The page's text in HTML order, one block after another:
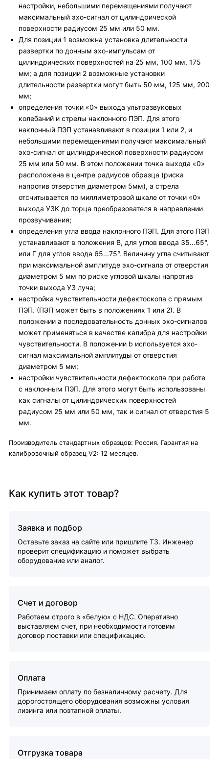
настройки, небольшими перемещениями получают
максимальный эхо-сигнал от цилиндрической
поверхности радиусом 25 мм или 50 мм.
Для позиции 1 возможна установка длительности
развертки по донным эхо-импульсам от
цилиндрических поверхностей на 25 мм, 100 мм, 175
мм; а для позиции 2 возможные установки
длительности развертки могут быть 50 мм, 125 мм, 200
мм;
определения точки «0» выхода ультразвуковых
колебаний и стрелы наклонного ПЭП. Для этого
наклонный ПЭП устанавливают в позиции 1 или 2, и
небольшими перемещениями получают максимальный
эхо-сигнал от цилиндрической поверхности радиусом
25 мм или 50 мм. В этом положении точка выхода «0»
расположена в центре радиусов образца (риска
напротив отверстия диаметром 5мм), а стрела
отсчитывается по миллиметровой шкале от точки «0»
выхода УЗК до торца преобразователя в направлении
прозвучивания;
определения угла ввода наклонного ПЭП. Для этого ПЭП
устанавливают в положения В, для углов ввода 35...65°,
или Г для углов ввода 65...75°. Величину угла считывают
при максимальной амплитуде эхо-сигнала от отверстия
диаметром 5 мм по риске угловой шкалы напротив
точки выхода УЗ луча;
настройка чувствительности дефектоскопа с прямым
ПЭП. (ПЭП может быть в положениях 1 или 2). В
положении a последовательность донных эхо-сигналов
может применяться в качестве калибра для настройки
чувствительности. В положении b используется эхо-
сигнал максимальной амплитуды от отверстия
диаметром 5 мм;
настройки чувствительности дефектоскопа при работе
с наклонным ПЭП. Для этого могут быть использованы
как сигналы от цилиндрических поверхностей
радиусом 25 мм или 50 мм, так и сигнал от отверстия 5
мм.
Производитель стандартных образцов: Россия. Гарантия на
калибровочный образец V2: 12 месяцев.
Как купить этот товар?
Заявка и подбор
Оставьте заказ на сайте или пришлите ТЗ. Инженер
проверит спецификацию и поможет выбрать
оборудование или аналог.
Счет и договор
Работаем строго в «белую» с НДС. Оперативно
выставляем счет, при необходимости готовим
договор поставки или спецификацию.
Оплата
Принимаем оплату по безналичному расчету. Для
дорогостоящего оборудования возможны условия
лизинга или поэтапной оплаты.
Отгрузка товара